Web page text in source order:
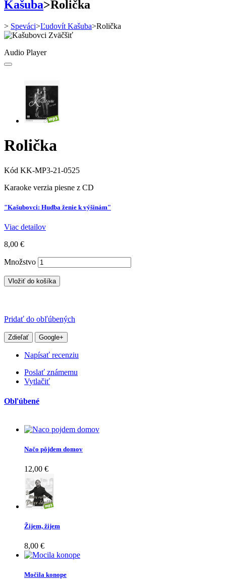
Kašuba>Rolička
> Speváci>Ľudovít Kašuba>Rolička
Zväčšiť
Audio Player
Rolička
Kód KK-MP3-21-0525
Karaoke verzia piesne z CD
"Kašubovci: Hudba ženie k výšinám"
Viac detailov
8,00 €
Množstvo
Vložiť do košíka
Pridať do obľúbených
Zdieľať Google+
Napísať recenziu
Poslať známemu
Vytlačiť
Obľúbené
Načo pôjdem domov
12,00 €
Žijem, žijem
8,00 €
Močila konope